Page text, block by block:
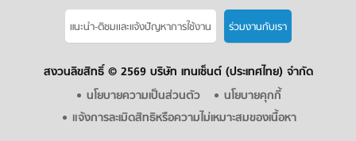
แนะนำ-ติชมเเละแจ้งปัญหาการใช้งาน ร่วมงานกับเรา
สงวนลิขสิทธิ์ © 2569 บริษัท เทนเซ็นต์ (ประเทศไทย) จำกัด
นโยบายความเป็นส่วนตัว
นโยบายคุกกี้
แจ้งการละเมิดสิทธิหรือความไม่เหมาะสมของเนื้อหา